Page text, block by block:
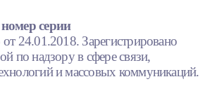
серии
24.01.2018. Зарегистрировано
по надзору в сфере связи,
и массовых коммуникаций.